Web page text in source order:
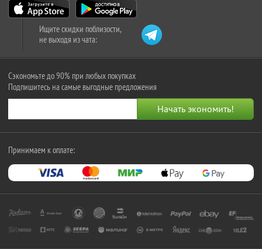
Ищите скидки поблизости,
не выходя из чата:
Сэкономьте до 90% при любых покупках
Подпишитесь на самые выгодные предложения
Принимаем к оплате: